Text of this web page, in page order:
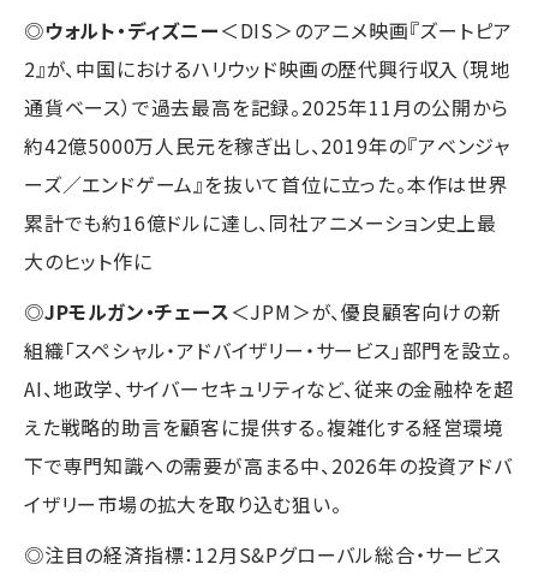
◎ウォルト・ディズニー＜DIS＞のアニメ映画『ズートピア
2』が、中国におけるハリウッド映画の歴代興行収入（現地
通貨ベース）で過去最高を記録。2025年11月の公開から
約42億5000万人民元を稼ぎ出し、2019年の『アベンジャ
ーズ／エンドゲーム』を抜いて首位に立った。本作は世界
累計でも約16億ドルに達し、同社アニメーション史上最
大のヒット作に
◎JPモルガン・チェース＜JPM＞が、優良顧客向けの新
組織「スペシャル・アドバイザリー・サービス」部門を設立。
AI、地政学、サイバーセキュリティなど、従来の金融枠を超
えた戦略的助言を顧客に提供する。複雑化する経営環境
下で専門知識への需要が高まる中、2026年の投資アドバ
イザリー市場の拡大を取り込む狙い。
◎注目の経済指標：12月S&Pグローバル総合・サービス